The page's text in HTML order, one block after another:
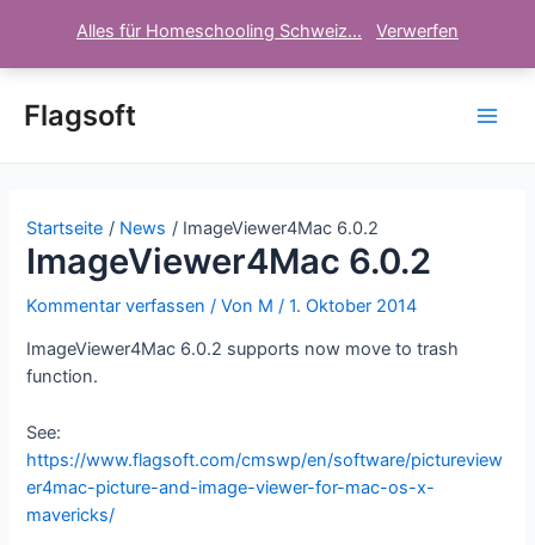
Alles für Homeschooling Schweiz... Verwerfen
Inhalt
springen
Flagsoft
Startseite News ImageViewer4Mac 6.0.2
ImageViewer4Mac 6.0.2
Kommentar verfassen / Von M/1. Oktober 2014
ImageViewer4Mac 6.0.2 supports now move to trash
function.
See:
https://www.flagsoft.com/cmswp/en/software/pictureview
er4mac-picture-and-image-viewer-for-mac-os-x-
mavericks/